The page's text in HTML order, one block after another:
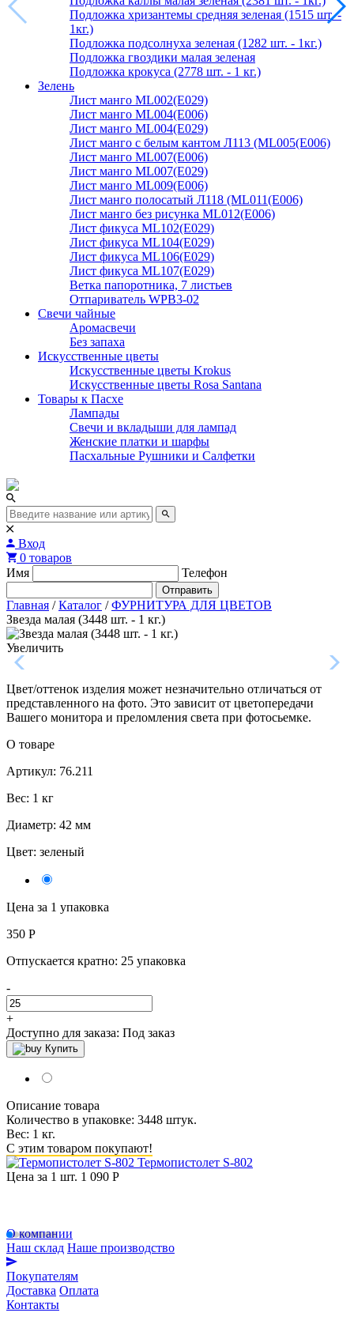
Подложка хризантемы средняя зеленая (1515 шт. -
1кг.)
Подложка подсолнуха зеленая (1282 шт. - 1кг.)
Подложка гвоздики малая зеленая
Подложка крокуса (2778 шт. - 1 кг.)
Зелень
Лист манго ML002(E029)
Лист манго ML004(E006)
Лист манго ML004(E029)
Лист манго с белым кантом Л113 (ML005(E006)
Лист манго ML007(E006)
Лист манго ML007(E029)
Лист манго ML009(E006)
Лист манго полосатый Л118 (ML011(E006)
Лист манго без рисунка ML012(E006)
Лист фикуса ML102(E029)
Лист фикуса ML104(E029)
Лист фикуса ML106(E029)
Лист фикуса ML107(E029)
Ветка папоротника, 7 листьев
Отпариватель WPB3-02
Свечи чайные
Аромасвечи
Без запаха
Искусственные цветы
Искусственные цветы Krokus
Искусственные цветы Rosa Santana
Товары к Пасхе
Лампады
Свечи и вкладыши для лампад
Женские платки и шарфы
Пасхальные Рушники и Салфетки
Вход
0 товаров
Имя
Телефон
Отправить
Главная / Каталог / ФУРНИТУРА ДЛЯ ЦВЕТОВ
Звезда малая (3448 шт. - 1 кг.)
Увеличить
Цвет/оттенок изделия может незначительно отличаться от
представленного на фото. Это зависит от цветопередачи
Вашего монитора и преломления света при фотосьемке.
О товаре
Артикул: 76.211
Вес: 1 кг
Диаметр: 42 мм
Цвет: зеленый
Цена за 1 упаковка
350 Р
Отпускается кратно: 25 упаковка
-
+
Доступно для заказа: Под заказ
Купить
Описание товара
Количество в упаковке: 3448 штук.
Вес: 1 кг.
С этим товаром покупают!
Термопистолет S-802
Цена за 1 шт. 1 090 Р
О компании
Наш склад Наше производство
Покупателям
Доставка Оплата
Контакты